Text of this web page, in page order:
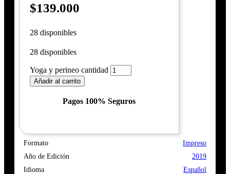
$139.000
28 disponibles
28 disponibles
Yoga y perineo cantidad
Añadir al carrito
Pagos 100% Seguros
Formato
Impreso
Año de Edición
2019
Idioma
Español